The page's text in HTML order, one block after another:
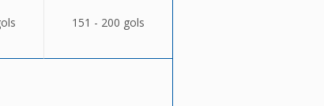
151 - 200 gols